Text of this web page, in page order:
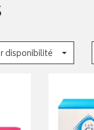
disponibilité